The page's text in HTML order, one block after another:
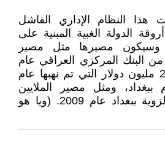
هذا النظام الإداري الفاشل
الدولة الغبية المبنية على
وسيكون مصيرها مثل مصير
من البنك المركزي العراقي عام
2003، ومثل مصير 282 مليون دولار التي تم نهبها عام
ببغداد، ومثل مصير الملايين
المنهوبة من مصرف الزوية ببغداد عام 2009. (ويا هو